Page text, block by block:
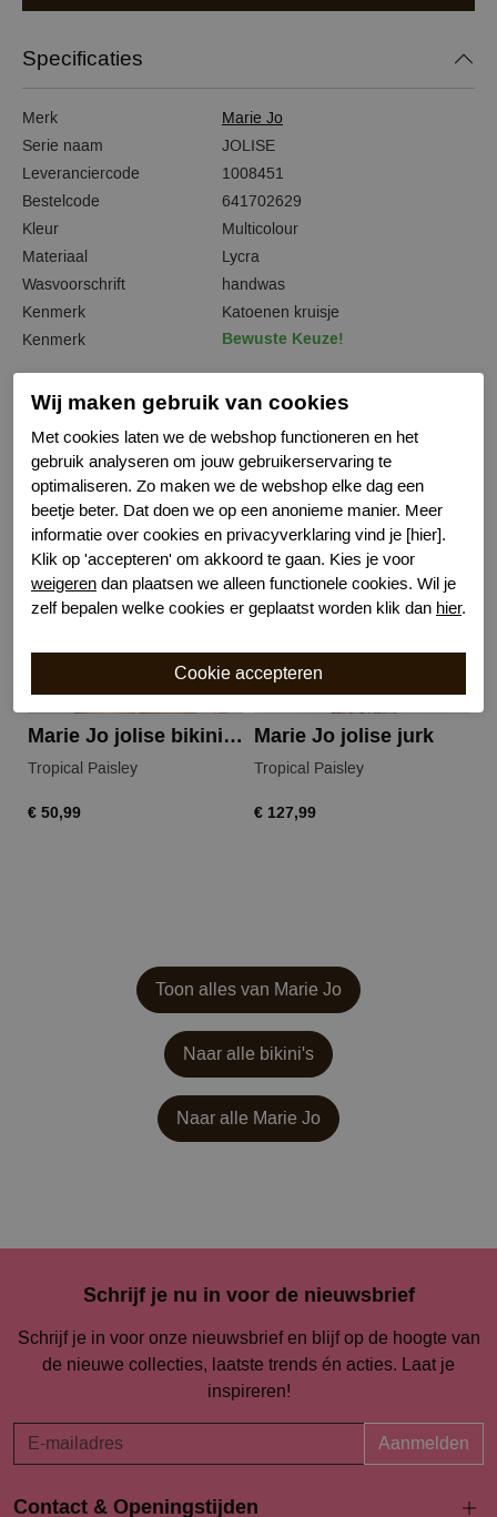
Specificaties
Merk
Marie Jo
Serie naam
JOLISE
Leveranciercode
1008451
Bestelcode
641702629
Kleur
Multicolour
Materiaal
Lycra
Wasvoorschrift
handwas
Kenmerk
Katoenen kruisje
Kenmerk
Bewuste Keuze!
Gerelateerde producten
Marie Jo jolise bikini slip
Tropical Paisley
€ 50,99
Marie Jo jolise jurk
Tropical Paisley
€ 127,99
Toon alles van Marie Jo
Naar alle bikini's
Naar alle Marie Jo
Schrijf je nu in voor de nieuwsbrief
Schrijf je in voor onze nieuwsbrief en blijf op de hoogte van
de nieuwe collecties, laatste trends én acties. Laat je
inspireren!
Aanmelden
Contact & Openingstijden
Wij maken gebruik van cookies
Met cookies laten we de webshop functioneren en het
gebruik analyseren om jouw gebruikerservaring te
optimaliseren. Zo maken we de webshop elke dag een
beetje beter. Dat doen we op een anonieme manier. Meer
informatie over cookies en privacyverklaring vind je [hier].
Klik op 'accepteren' om akkoord te gaan. Kies je voor
weigeren dan plaatsen we alleen functionele cookies. Wil je
zelf bepalen welke cookies er geplaatst worden klik dan hier.